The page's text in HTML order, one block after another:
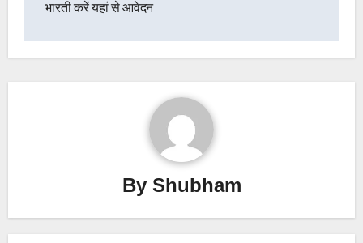
भारती करें यहां से आवेदन
By Shubham